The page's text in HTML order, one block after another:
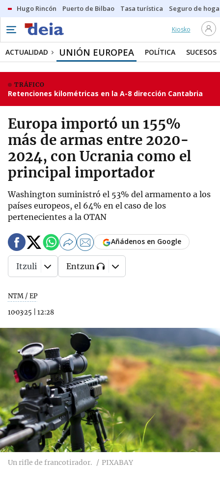
Hugo Rincón Puerto de Bilbao Tasa turística Seguro de
Kiosko
ACTUALIDAD UNIÓN EUROPEA POLÍTICA SUCESOS
TRÁFICO
Retenciones kilométricas en la A-8 dirección Cantabria
Europa importó un 155%
más de armas entre 2020-
2024, con Ucrania como el
principal importador
Washington suministró el 53% del armamento a los
países europeos, el 64% en el caso de los
pertenecientes a la OTAN
NTM / EP
10·03·25
12:28
Añádenos en Google
Itzuli Entzun
Un rifle de francotirador. PIXABAY